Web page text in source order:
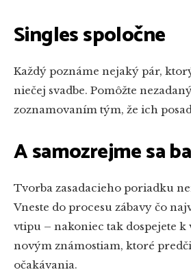
Singles spoločne
Každý poznáme nejaký pár,
niečej svadbe. Pomôžte
zoznamovaním tým, že ich
A samozrejme sa
Tvorba zasadacieho poriadku
Vneste do procesu zábavy čo
vtipu – nakoniec tak dospejete k
novým známostiam, ktoré
očakávania.